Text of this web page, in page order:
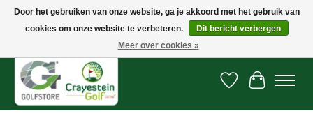
Snelle levering, gratis vanaf € 100. Onze oncourse Golfshop in Dordrecht is
Verlanglijst
Door het gebruiken van onze website, ga je akkoord met het gebruik van
cookies om onze website te verbeteren.
Dit bericht verbergen
Meer over cookies »